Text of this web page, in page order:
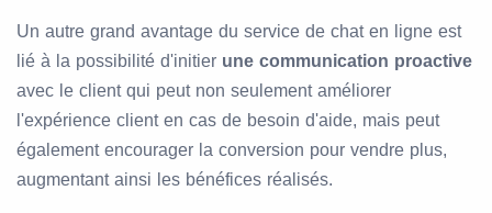
Un autre grand avantage du service de chat en ligne est
lié à la possibilité d'initier une communication proactive
avec le client qui peut non seulement améliorer
l'expérience client en cas de besoin d'aide, mais peut
également encourager la conversion pour vendre plus,
augmentant ainsi les bénéfices réalisés.